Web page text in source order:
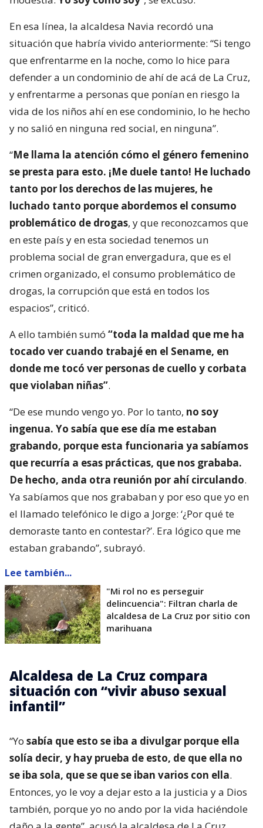
En esa línea, la alcaldesa Navia recordó una
situación que habría vivido anteriormente: “Si tengo
que enfrentarme en la noche, como lo hice para
defender a un condominio de ahí de acá de La Cruz,
y enfrentarme a personas que ponían en riesgo la
vida de los niños ahí en ese condominio, lo he hecho
y no salió en ninguna red social, en ninguna”.
“Me llama la atención cómo el género femenino
se presta para esto. ¡Me duele tanto! He luchado
tanto por los derechos de las mujeres, he
luchado tanto porque abordemos el consumo
problemático de drogas, y que reconozcamos que
en este país y en esta sociedad tenemos un
problema social de gran envergadura, que es el
crimen organizado, el consumo problemático de
drogas, la corrupción que está en todos los
espacios”, criticó.
A ello también sumó “toda la maldad que me ha
tocado ver cuando trabajé en el Sename, en
donde me tocó ver personas de cuello y corbata
que violaban niñas”.
“De ese mundo vengo yo. Por lo tanto, no soy
ingenua. Yo sabía que ese día me estaban
grabando, porque esta funcionaria ya sabíamos
que recurría a esas prácticas, que nos grababa.
De hecho, anda otra reunión por ahí circulando.
Ya sabíamos que nos grababan y por eso que yo en
el llamado telefónico le digo a Jorge: ‘¿Por qué te
demoraste tanto en contestar?’. Era lógico que me
estaban grabando”, subrayó.
Lee también...
"Mi rol no es perseguir
delincuencia": Filtran charla de
alcaldesa de La Cruz por sitio con
marihuana
Alcaldesa de La Cruz compara
situación con “vivir abuso sexual
infantil”
“Yo sabía que esto se iba a divulgar porque ella
solía decir, y hay prueba de esto, de que ella no
se iba sola, que se que se iban varios con ella.
Entonces, yo le voy a dejar esto a la justicia y a Dios
también, porque yo no ando por la vida haciéndole